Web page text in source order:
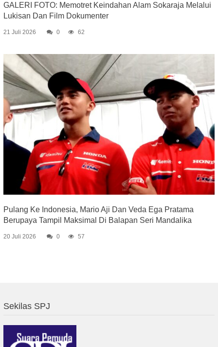
GALERI FOTO: Memotret Keindahan Alam Sokaraja Melalui
Lukisan Dan Film Dokumenter
21 Juli 2026 0 62
Pulang Ke Indonesia, Mario Aji Dan Veda Ega Pratama
Berupaya Tampil Maksimal Di Balapan Seri Mandalika
20 Juli 2026 0 57
Sekilas SPJ